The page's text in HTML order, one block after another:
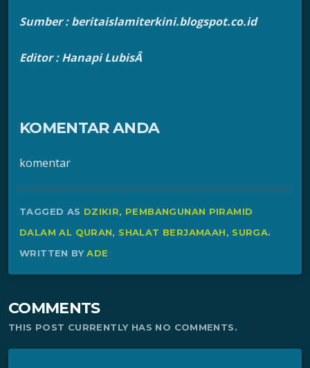
Sumber :beritaislamiterkini.blogspot.co.id
Editor : Hanapi LubisÂ
KOMENTAR ANDA
komentar
TAGGED AS DZIKIR, PEMBANGUNAN PIRAMID
DALAM AL QURAN, SHALAT BERJAMAAH, SURGA.
WRITTEN BYADE
COMMENTS
THIS POST CURRENTLY HAS NO COMMENTS.